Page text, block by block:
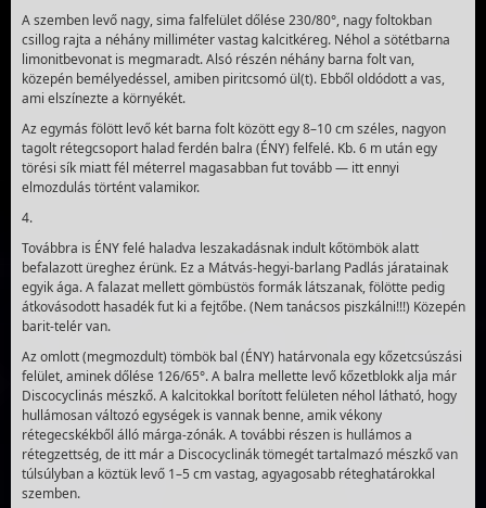
A szemben levő nagy, sima falfelület dőlése 230/80°, nagy foltokban
csillog rajta a néhány milliméter vastag kal­citkéreg. Néhol a sötétbarna
limonitbevonat is megmaradt. Alsó részén néhány barna folt van,
közepén bemélyedéssel, amiben piritcsomó ül(t). Ebből oldódott a vas,
ami elszí­nezte a környékét.
Az egymás fölött levő két barna folt között egy 8–10 cm széles, nagyon
tagolt rétegcsoport halad ferdén balra (ÉNY) felfelé. Kb. 6 m után egy
törési sík miatt fél méterrel magasabban fut tovább — itt ennyi
elmozdulás történt valamikor.
4.
Továbbra is ÉNY felé haladva leszakadásnak indult kőtömbök alatt
befalazott üreghez érünk. Ez a Mátvás-hegyi-barlang Padlás járatainak
egyik ága. A falazat mellett gömbüstös formák látszanak, fölötte pedig
átkovásodott hasadék fut ki a fejtőbе. (Nem tanácsos piszkálni!!!) Közepén
barit-telér van.
Az omlott (megmozdult) tömbök bal (ÉNY) határvonala egy kőzetcsúszási
felület, aminek dőlése 126/65°. A balra mellette levő kőzetblokk alja már
Disco­cyclinás mészkő. A kalcitokkal borított felületen néhol látható, hogy
hullá­mosan változó egységek is vannak benne, amik vékony
rétegecskékből álló márga-zónák. A további részen is hullámos a
rétegzettség, de itt már a Discocyclinák tömegét tartalmazó mészkő van
túlsúlyban a köztük levő 1–5 cm vastag, agyagosabb réteghatárokkal
szemben.